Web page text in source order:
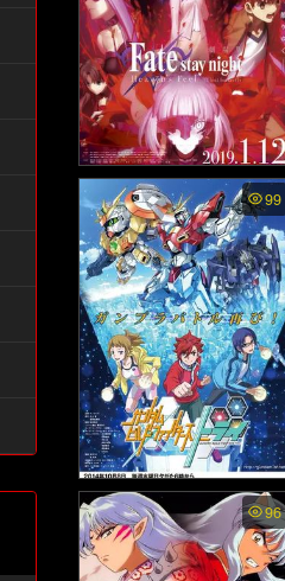
Fate/stay night: Heaven's
Feel II. lost butterfly ซับไท
ย - เฟทสเตย์ไนท์ เฮเว่นส์ฟี
ล เดอะมูฟวี่ พาร์ตทู: ลอสต์
บัตเตอร์ฟลาย (2019)
99
Gundam Build Fighters Tr
y พากย์ไทย - กันดั้มบิลด์ไฟ
ท์เตอร์ไทร์ (2014)
96